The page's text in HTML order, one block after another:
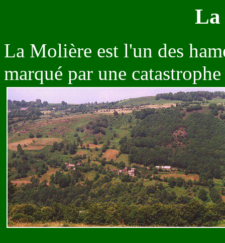
La
La Molière est l'un des
marqué par une